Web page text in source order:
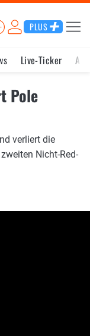
PLUS
Live-Ticker
Pole
verliert die
Nicht-Red-